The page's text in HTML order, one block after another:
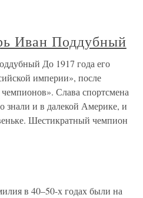
Иван Поддубный
До 1917 года его
империи», после
Слава спортсмена
знали и в далекой Америке, и
Шестикратный чемпион
в 40–50-х годах были на